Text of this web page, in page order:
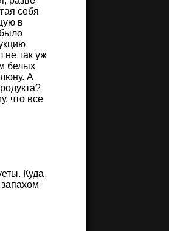
себя
в
не так уж
белых
А
что все
Куда